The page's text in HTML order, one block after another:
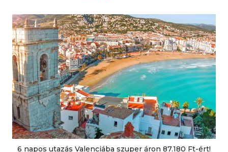
6 napos utazás Valenciába szuper áron 87.180 Ft-ért!